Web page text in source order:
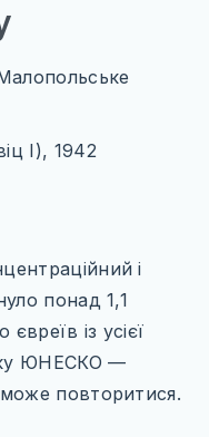
I), 1942
і
понад 1,1
із усієї
ЮНЕСКО —
повторитися.